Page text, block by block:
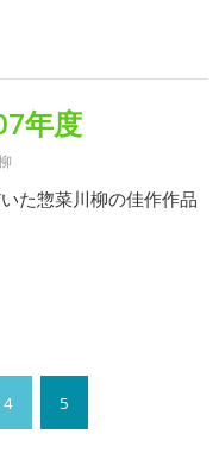
年度
た惣菜川柳の佳作作品
4 5